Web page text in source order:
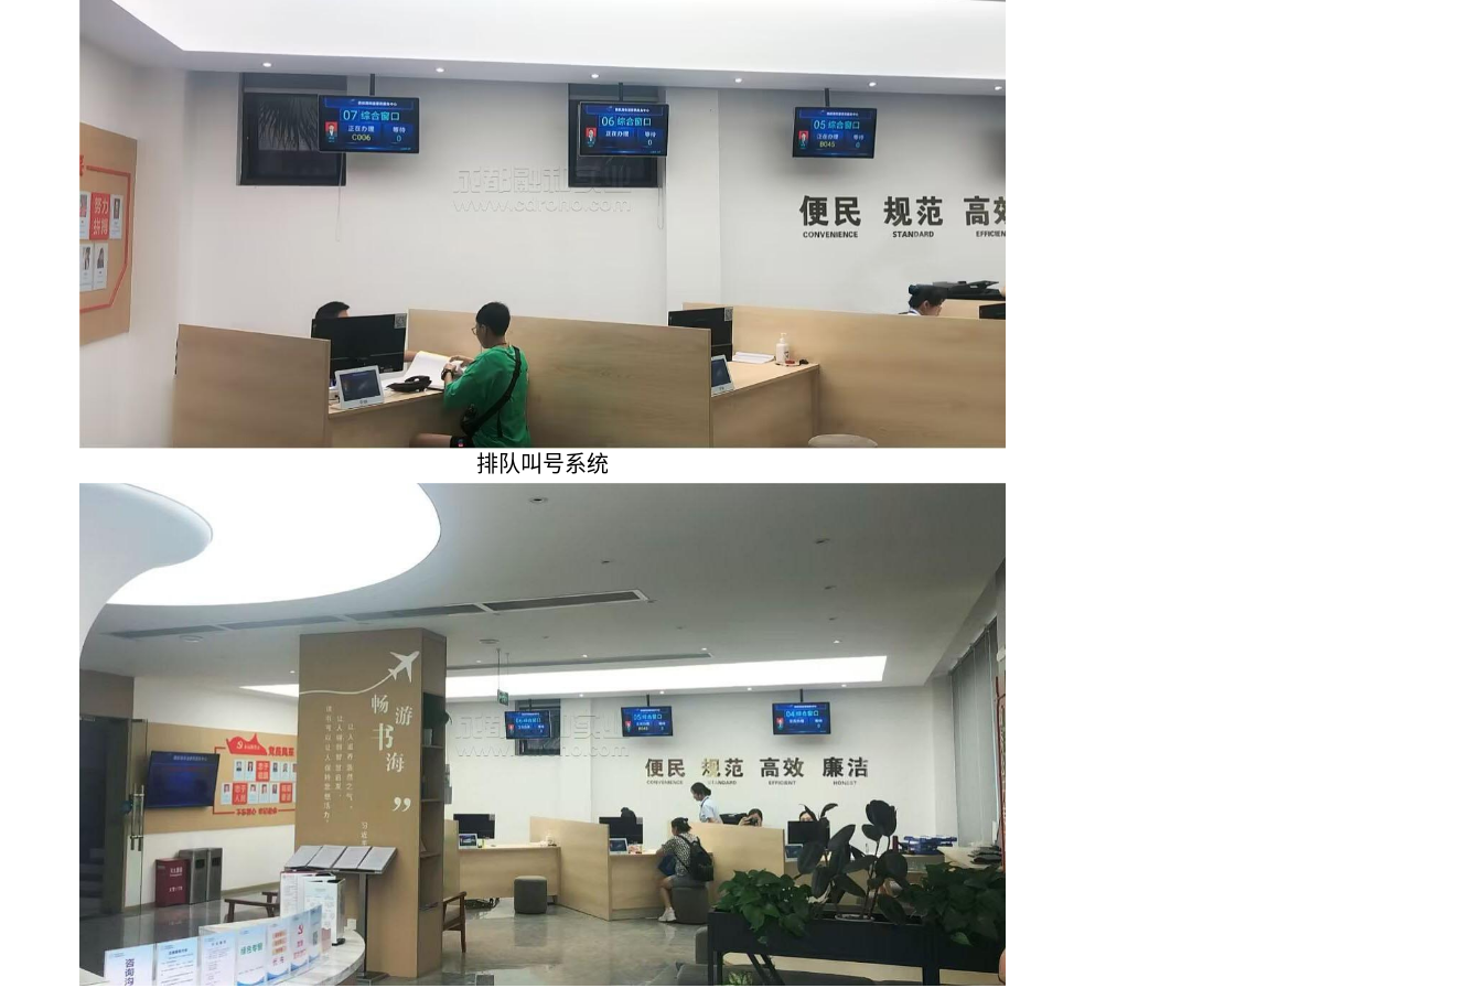
排队叫号系统